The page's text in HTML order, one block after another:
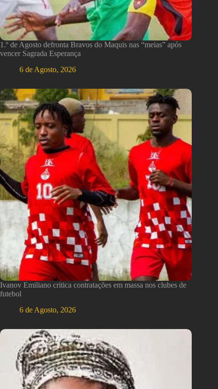
1.º de Agosto defronta Bravos do Maquis nas “meias” após
vencer Sagrada Esperança
6 de Agosto, 2026
Ivanov Emiliano critica contratações em massa nos clubes de
futebol
6 de Agosto, 2026